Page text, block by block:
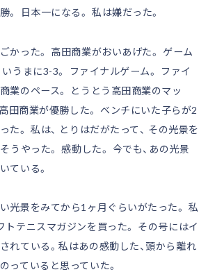
。 日本一になる。 私は嫌だった。
かった。 高田商業がおいあげた。 ゲーム
うまに3-3。 ファイナルゲーム。 ファイ
業のペース。 とうとう高田商業のマッ
田商業が優勝した。 ベンチにいた子らが2
た。 私は、 とりはだがたって、 その光景を
うやった。 感動した。 今でも、あの光景
ている。
光景をみてから1ヶ月ぐらいがたった。 私
トテニスマガジンを買った。 その号にはイ
れている。私はあの感動した、頭から離れ
っていると思っていた。